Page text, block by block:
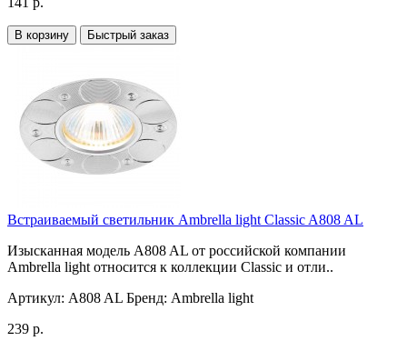
В корзину Быстрый заказ
Встраиваемый светильник Ambrella light Classic A808 AL
Изысканная модель A808 AL от российской компании
Ambrella light относится к коллекции Classic и отли..
Артикул: A808 AL Бренд: Ambrella light
239 р.